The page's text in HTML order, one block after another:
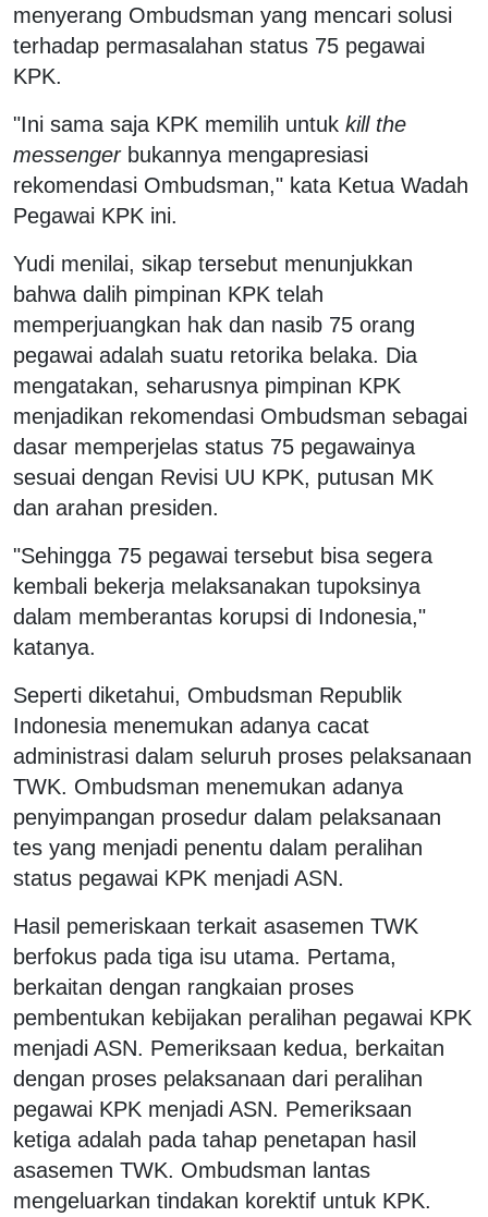
menyerang Ombudsman yang mencari solusi
terhadap permasalahan status 75 pegawai
KPK.
"Ini sama saja KPK memilih untuk kill the
messengerbukannya mengapresiasi
rekomendasi Ombudsman," kata Ketua Wadah
Pegawai KPK ini.
Yudi menilai, sikap tersebut menunjukkan
bahwa dalih pimpinan KPK telah
memperjuangkan hak dan nasib 75 orang
pegawai adalah suatu retorika belaka. Dia
mengatakan, seharusnya pimpinan KPK
menjadikan rekomendasi Ombudsman sebagai
dasar memperjelas status 75 pegawainya
sesuai dengan Revisi UU KPK, putusan MK
dan arahan presiden.
"Sehingga 75 pegawai tersebut bisa segera
kembali bekerja melaksanakan tupoksinya
dalam memberantas korupsi di Indonesia,"
katanya.
Seperti diketahui, Ombudsman Republik
Indonesia menemukan adanya cacat
administrasi dalam seluruh proses pelaksanaan
TWK. Ombudsman menemukan adanya
penyimpangan prosedur dalam pelaksanaan
tes yang menjadi penentu dalam peralihan
status pegawai KPK menjadi ASN.
Hasil pemeriskaan terkait asasemen TWK
berfokus pada tiga isu utama. Pertama,
berkaitan dengan rangkaian proses
pembentukan kebijakan peralihan pegawai KPK
menjadi ASN. Pemeriksaan kedua, berkaitan
dengan proses pelaksanaan dari peralihan
pegawai KPK menjadi ASN. Pemeriksaan
ketiga adalah pada tahap penetapan hasil
asasemen TWK. Ombudsman lantas
mengeluarkan tindakan korektif untuk KPK.